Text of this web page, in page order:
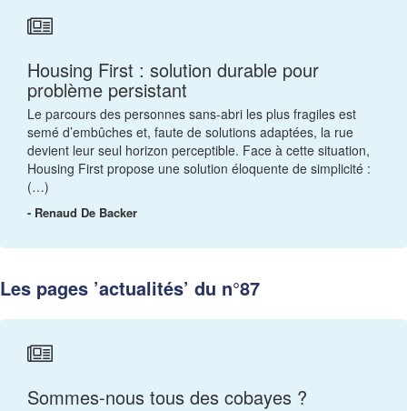
Housing First : solution durable pour
problème persistant
Le parcours des personnes sans-abri les plus fragiles est
semé d’embûches et, faute de solutions adaptées, la rue
devient leur seul horizon perceptible. Face à cette situation,
Housing First propose une solution éloquente de simplicité :
(…)
- Renaud De Backer
Les pages ’actualités’ du n°87
Sommes-nous tous des cobayes ?